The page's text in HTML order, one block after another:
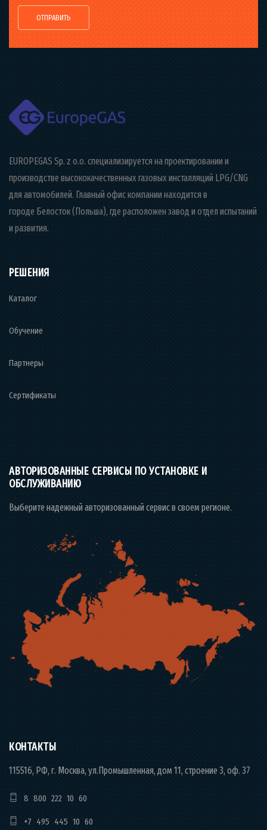
EUROPEGAS Sp. z o.o. специализируется на проектировании и
производстве высококачественных газовых инсталляций LPG/CNG
для автомобилей. Главный офис компании находится в
городе Белосток (Польша), где расположен завод и отдел испытаний
и развития.
РЕШЕНИЯ
Каталог
Обучение
Партнеры
Сертификаты
АВТОРИЗОВАННЫЕ СЕРВИСЫ ПО УСТАНОВКЕ И
ОБСЛУЖИВАНИЮ
Выберите надежный авторизованный сервис в своем регионе.
КОНТАКТЫ
115516, РФ, г. Москва, ул.Промышленная, дом 11, строение 3, оф. 37
8 800 222 10 60
+7 495 445 10 60